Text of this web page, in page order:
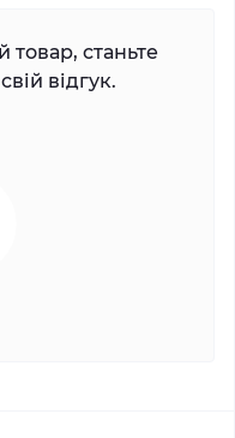
товар, станьте
відгук.